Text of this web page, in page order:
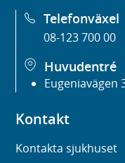
Telefonväxel
08-123 700 00
Huvudentré
Eugeniavägen
Kontakt
Kontakta sjukhuset